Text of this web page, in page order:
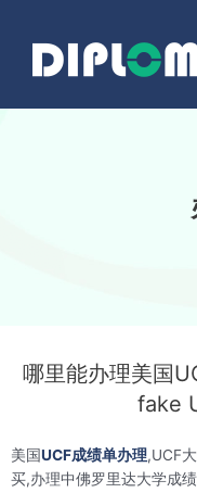
哪里能办理美国
fake
美国UCF成绩单办理,UCF
买,办理中佛罗里达大学成